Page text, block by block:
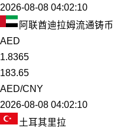
2026-08-08 04:02:10
阿联酋迪拉姆流通铸币
AED
1.8365
183.65
AED/CNY
2026-08-08 04:02:10
土耳其里拉